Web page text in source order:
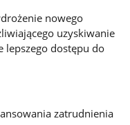
nowego
uzyskiwanie
lepszego dostępu do
zatrudnienia